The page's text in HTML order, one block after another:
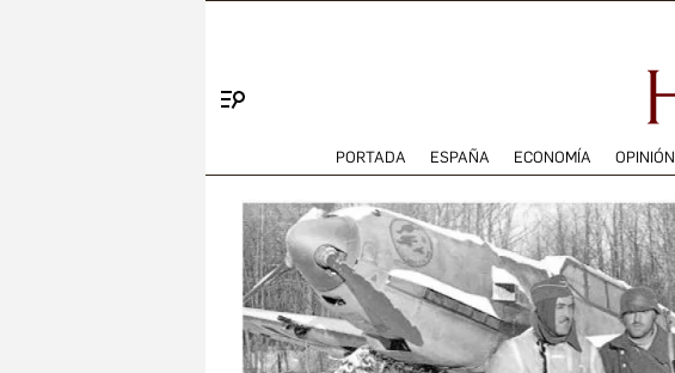
PORTADA ESPAÑA ECONOMÍA OPINIÓN